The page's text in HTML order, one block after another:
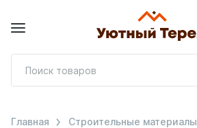
Главная Строительные материалы